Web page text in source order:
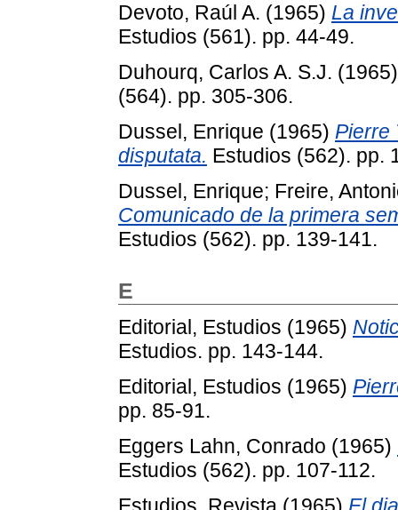
Devoto, Raúl A. (1965) La
Estudios (561). pp. 44-49.
Duhourq, Carlos A. S.J.
(564). pp. 305-306.
Dussel, Enrique (1965) Pierre
disputata. Estudios (562). pp.
Dussel, Enrique; Freire,
Comunicado de la primera
Estudios (562). pp. 139-141.
E
Editorial, Estudios (1965)
Estudios. pp. 143-144.
Editorial, Estudios (1965)
pp. 85-91.
Eggers Lahn, Conrado (1965)
Estudios (562). pp. 107-112.
Estudios, Revista (1965) El